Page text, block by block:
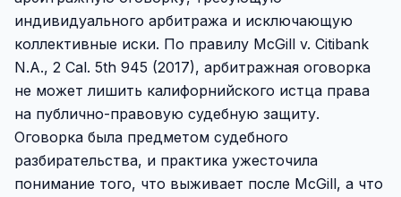
индивидуального арбитража и исключающую
коллективные иски. По правилу McGill v. Citibank
N.A., 2 Cal. 5th 945 (2017), арбитражная оговорка
не может лишить калифорнийского истца права
на публично-правовую судебную защиту.
Оговорка была предметом судебного
разбирательства, и практика ужесточила
понимание того, что выживает после McGill, а что